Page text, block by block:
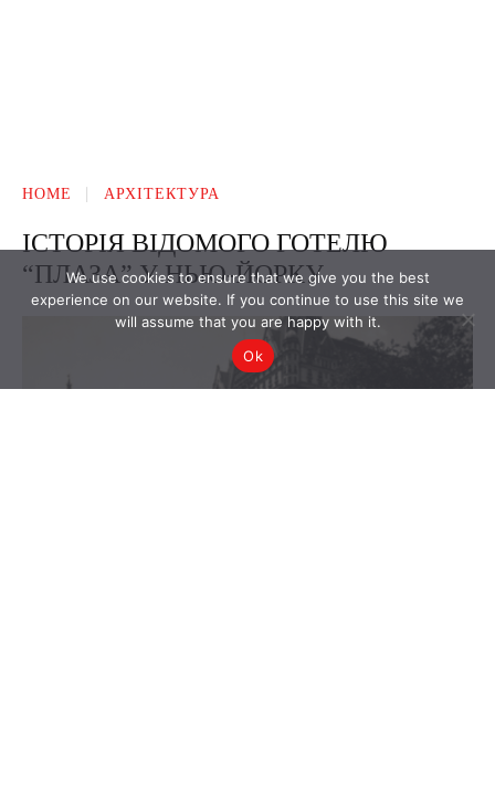
We use cookies to ensure that we give you the best
experience on our website. If you continue to use this site we
will assume that you are happy with it.
Ok